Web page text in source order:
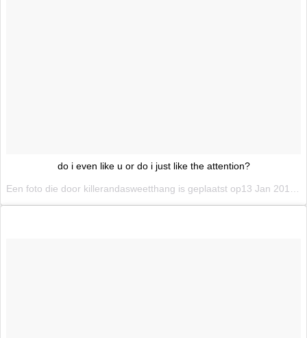
do i even like u or do i just like the attention?
Een foto die door killerandasweetthang is geplaatst op13 Jan 2016 om 7:23 PST